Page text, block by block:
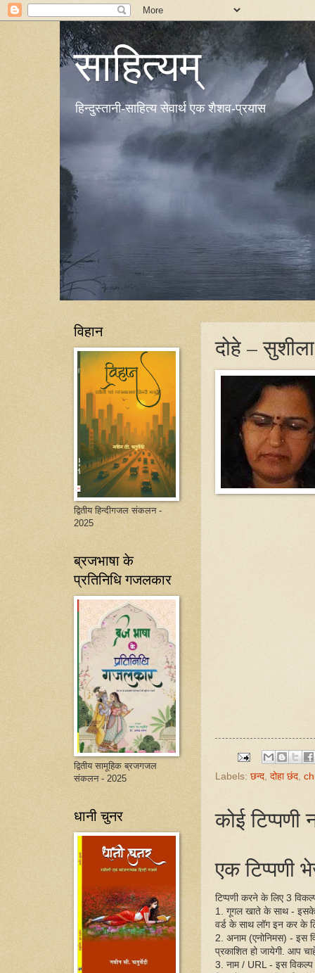
साहित्यम्
हिन्दुस्तानी-साहित्य सेवार्थ एक शैशव-प्रयास
दोहे –
Labels:छन्द, दोहा छंद,
कोई टिप्पणी
एक टिप्पणी
टिप्पणी करने के लिए 3
1. गूगल खाते के साथ -
वर्ड के साथ लॉग इन कर के
2. अनाम (एनोनिमस) - इस
प्रकाशित हो जायेगी. आप
3. नाम / URL - इस
विहान
द्वितीय हिन्दीगजल संकलन -
2025
ब्रजभाषा के
प्रतिनिधि गजलकार
द्वितीय सामूहिक ब्रजगजल
संकलन - 2025
धानी चुनर